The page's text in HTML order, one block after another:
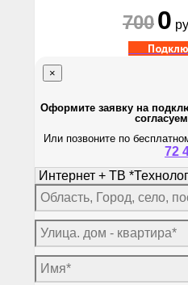
7000
×
Оформите заявку на
Или позвоните по
72